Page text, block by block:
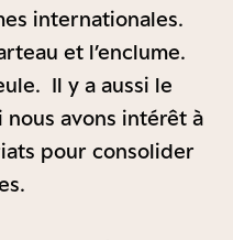
internationales.
et l’enclume.
Il y a aussi le
avons intérêt à
pour consolider